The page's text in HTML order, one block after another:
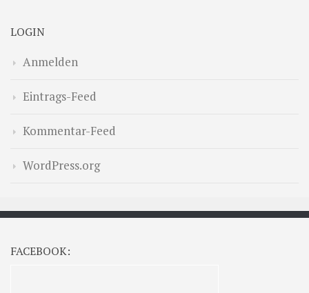
LOGIN
Anmelden
Eintrags-Feed
Kommentar-Feed
WordPress.org
FACEBOOK: